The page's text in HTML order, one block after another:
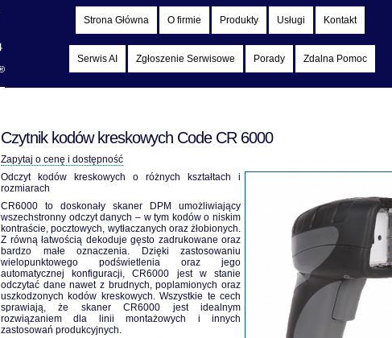
Strona Główna O firmie Produkty Usługi Kontakt
Serwis AI Zgłoszenie Serwisowe Porady Zdalna Pomoc
Czytnik kodów kreskowych Code CR 6000
Zapytaj o cenę i dostępność
Odczyt kodów kreskowych o różnych kształtach i
rozmiarach
CR6000 to doskonały skaner DPM umożliwiający
wszechstronny odczyt danych – w tym kodów o niskim
kontraście, pocztowych, wytłaczanych oraz żłobionych.
Z równą łatwością dekoduje gęsto zadrukowane oraz
bardzo małe oznaczenia. Dzięki zastosowaniu
wielopunktowego podświetlenia oraz jego
automatycznej konfiguracji, CR6000 jest w stanie
odczytać dane nawet z brudnych, poplamionych oraz
uszkodzonych kodów kreskowych. Wszystkie te cech
sprawiają, że skaner CR6000 jest idealnym
rozwiązaniem dla linii montażowych i innych
zastosowań produkcyjnych.